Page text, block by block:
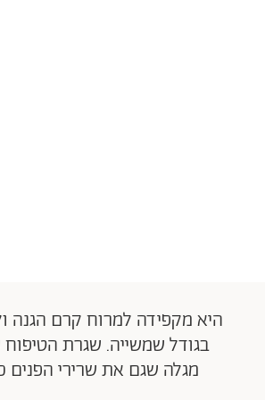
היא מקפידה למרוח קרם הגנה
בגודל שמשייה. שגרת הטיפוח
מגלה שגם את שרירי הפנים